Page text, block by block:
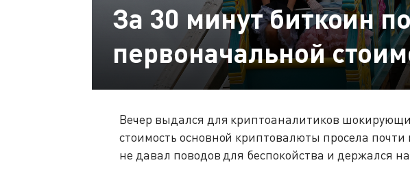
За 30 минут биткоин
первоначальной
Вечер выдался для криптоаналитиков
стоимость основной криптовалюты просела почти
не давал поводов для беспокойства и держался на